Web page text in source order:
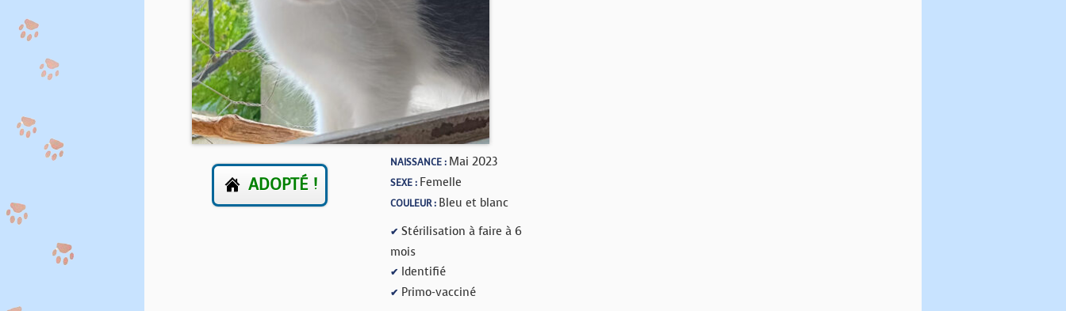
ADOPTÉ !
NAISSANCE : Mai 2023
SEXE : Femelle
COULEUR : Bleu et blanc
✔ Stérilisation à faire à 6
mois
✔ Identifié
✔ Primo-vacciné